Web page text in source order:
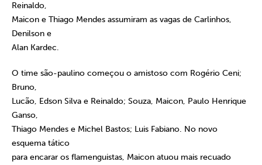
Reinaldo,
Maicon e Thiago Mendes assumiram as vagas de Carlinhos,
Denilson e
Alan Kardec.
O time são-paulino começou o amistoso com Rogério Ceni;
Bruno,
Lucão, Edson Silva e Reinaldo; Souza, Maicon, Paulo Henrique
Ganso,
Thiago Mendes e Michel Bastos; Luis Fabiano. No novo
esquema tático
para encarar os flamenguistas, Maicon atuou mais recuado